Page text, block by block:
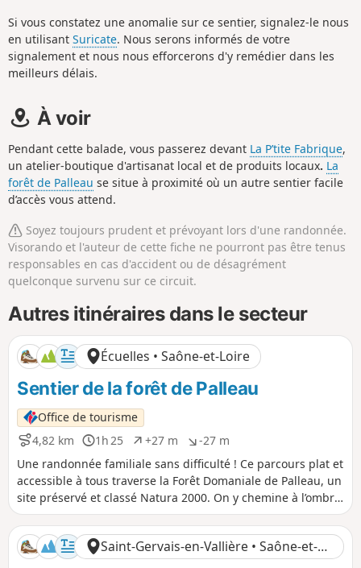
Si vous constatez une anomalie sur ce sentier, signalez-le nous
en utilisant Suricate. Nous serons informés de votre
signalement et nous nous efforcerons d'y remédier dans les
meilleurs délais.
À voir
Pendant cette balade, vous passerez devant La P’tite Fabrique,
un atelier-boutique d'artisanat local et de produits locaux. La
forêt de Palleau se situe à proximité où un autre sentier facile
d’accès vous attend.
Soyez toujours prudent et prévoyant lors d'une randonnée.
Visorando et l'auteur de cette fiche ne pourront pas être tenus
responsables en cas d'accident ou de désagrément
quelconque survenu sur ce circuit.
Autres itinéraires dans le secteur
Écuelles • Saône-et-Loire
Sentier de la forêt de Palleau
Office de tourisme
4,82 km
D
i
s
t
a
n
c
e
1h 25
D
u
r
é
e
+27 m
D
é
n
i
v
e
l
é
p
-27 m
D
é
n
i
v
e
l
é
n
Une randonnée familiale sans difficulté ! Ce parcours plat et
accessible à tous traverse la Forêt Domaniale de Palleau, un
site préservé et classé Natura 2000. On y chemine à l’ombre
d’un grand massif forestier de feuillus. L'un des joyaux de la
faune de la forêt de Palleau est sans aucun doute sa
population d'oiseaux, avec une diversité et une densité
Saint-Gervais-en-Vallière • Saône-et-